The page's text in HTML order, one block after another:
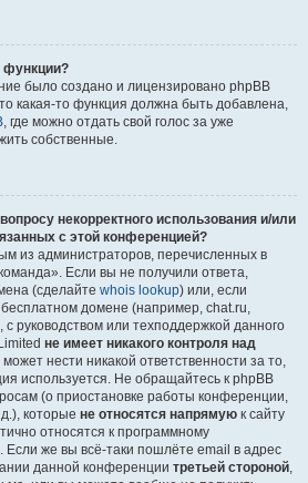
функции?
было создано и лицензировано phpBB
какая-то функция должна быть добавлена,
, где можно отдать свой голос за уже
собственные.
некорректного использования и/или
с этой конференцией?
из администраторов, перечисленных в
Если вы не получили ответа,
(сделайте whois lookup) или, если
домене (например, chat.ru,
с руководством или техподдержкой данного
не имеет никакого контроля над
нести никакой ответственности за то,
используется. Не обращайтесь к phpBB
(о приостановке работы конференции,
которые не относятся напрямую к сайту
относятся к программному
же вы всё-таки пошлёте email в адрес
данной конференции третьей стороной